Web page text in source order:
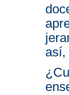
así,